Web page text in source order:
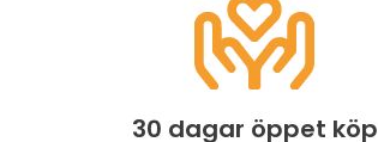
30 dagar öppet köp